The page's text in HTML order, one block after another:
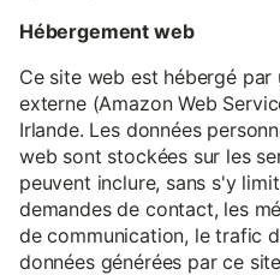
Hébergement web
Ce site web est hébergé
externe (Amazon Web
Irlande. Les données
web sont stockées sur les
peuvent inclure, sans s'y
demandes de contact, les
de communication, le trafic
données générées par ce